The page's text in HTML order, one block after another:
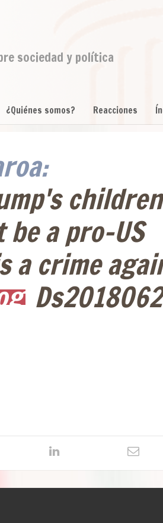
sociedad y política
¿Quiénes somos? Reacciones
a pro-US
a crime